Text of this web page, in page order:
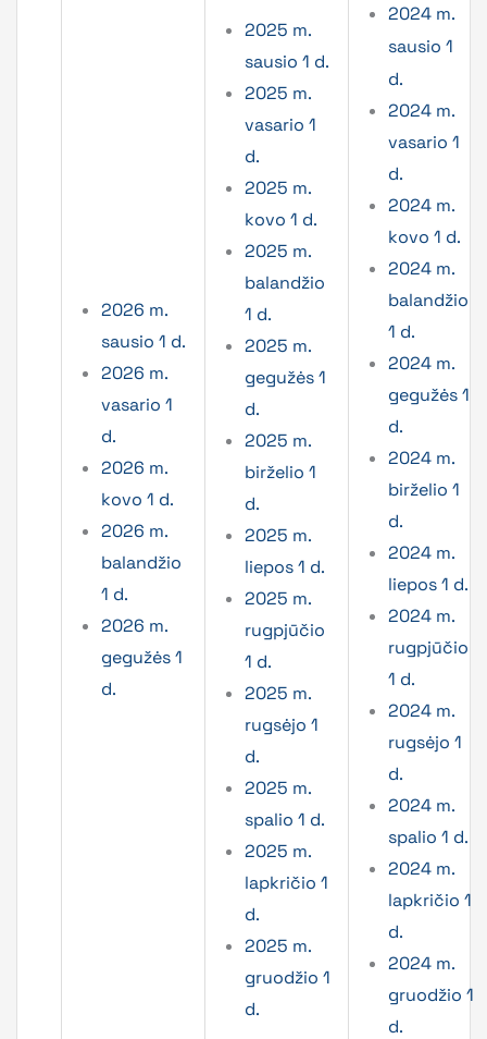
2026 m.
sausio 1 d.
2026 m.
vasario 1
d.
2026 m.
kovo 1 d.
2026 m.
balandžio
1 d.
2026 m.
gegužės 1
d.
2025 m.
sausio 1 d.
2025 m.
vasario 1
d.
2025 m.
kovo 1 d.
2025 m.
balandžio
1 d.
2025 m.
gegužės 1
d.
2025 m.
birželio 1
d.
2025 m.
liepos 1 d.
2025 m.
rugpjūčio
1 d.
2025 m.
rugsėjo 1
d.
2025 m.
spalio 1 d.
2025 m.
lapkričio 1
d.
2025 m.
gruodžio 1
d.
2024 m.
sausio 1
d.
2024 m.
vasario 1
d.
2024 m.
kovo 1 d.
2024 m.
balandžio
1 d.
2024 m.
gegužės 1
d.
2024 m.
birželio 1
d.
2024 m.
liepos 1 d.
2024 m.
rugpjūčio
1 d.
2024 m.
rugsėjo 1
d.
2024 m.
spalio 1 d.
2024 m.
lapkričio 1
d.
2024 m.
gruodžio 1
d.